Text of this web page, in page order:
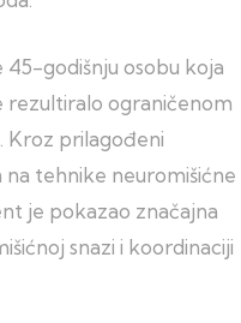
45-godišnju osobu koja
rezultiralo ograničenom
Kroz prilagođeni
tehnike neuromišićne
je pokazao značajna
snazi i koordinaciji